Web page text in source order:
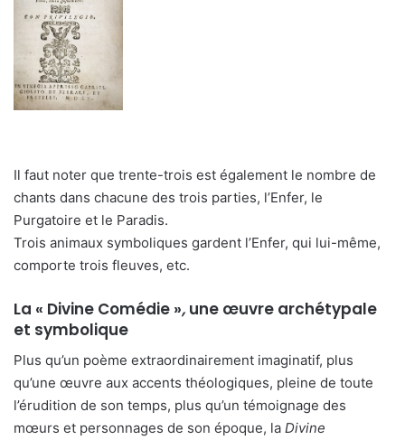
Il faut noter que trente-trois est également le nombre de
chants dans chacune des trois parties, l’Enfer, le
Purgatoire et le Paradis.
Trois animaux symboliques gardent l’Enfer, qui lui-même,
comporte trois fleuves, etc.
La « Divine Comédie »,une œuvre archétypale
et symbolique
Plus qu’un poème extraordinairement imaginatif, plus
qu’une œuvre aux accents théologiques, pleine de toute
l’érudition de son temps, plus qu’un témoignage des
mœurs et personnages de son époque, la Divine